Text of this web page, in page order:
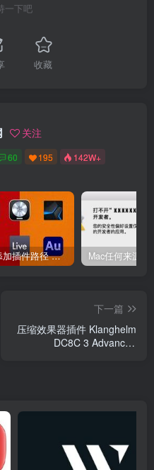
一下吧
收藏
关注
60 195 142W+
宿主添加插件路径 插件路径设置 VSTPlugins路径
下一篇
压缩效果器插件 Klanghelm
DC8C 3 Advanced